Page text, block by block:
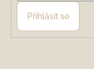
Přihlásit se